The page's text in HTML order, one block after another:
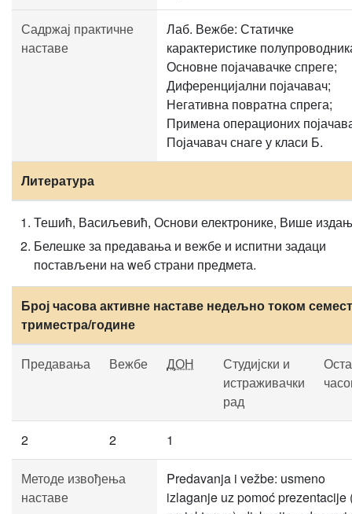
Садржај практичне
наставе
Лаб. Вежбе: Статичке
карактеристике
Основне појачавачке спреге;
Диференцијални појачавач;
Негативна повратна спрега;
Примена операционих
Појачавач снаге у класи Б.
Литература
Тешић, Васиљевић, Основи електронике, Више
Белешке за предавања и вежбе и испитни задаци
постављени на wеб страни предмета.
Број часова активне наставе недељно током
триместра/године
Предавања Вежбе ДОН
Студијски и
истраживачки
рад
2 2 1
Методе извођења
наставе
Predavanja i vežbe: usmeno
izlaganje uz pomoć prezentacije